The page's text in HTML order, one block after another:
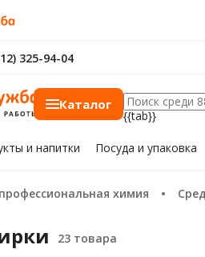
325-94-04
Каталог
{{tab}}
и напитки Посуда и упаковка
химия